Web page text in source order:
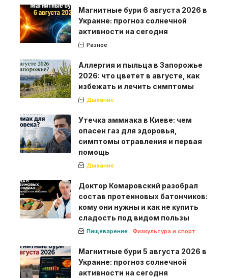
Магнитные бури 6 августа 2026 в
Украине: прогноз солнечной
активности на сегодня
Разное
Аллергия и пыльца в Запорожье
2026: что цветет в августе, как
избежать и лечить симптомы
Дыхание
Утечка аммиака в Киеве: чем
опасен газ для здоровья,
симптомы отравления и первая
помощь
Дыхание
Доктор Комаровский разобрал
состав протеиновых батончиков:
кому они нужны и как не купить
сладость под видом пользы
Пищеварение Физкультура и спорт
Магнитные бури 5 августа 2026 в
Украине: прогноз солнечной
активности на сегодня